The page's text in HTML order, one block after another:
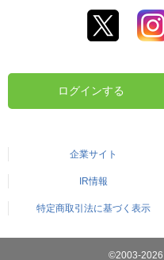
ログインする
企業サイト
IR情報
特定商取引法に基づく表示
©2003-2026